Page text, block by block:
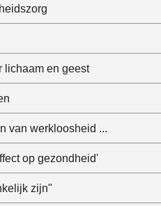
lichaam en geest
van werkloosheid ...
op gezondheid'
zijn"